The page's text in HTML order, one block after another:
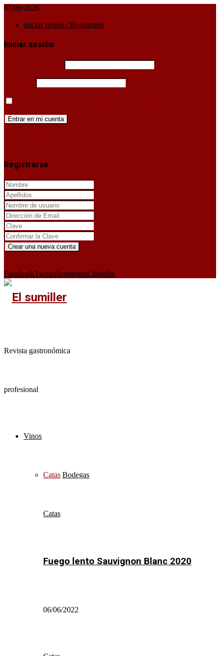
07/08/2026
iniciar sesión / Registrarse
Iniciar sesión
Registrarse
FacebookTwitterInstagramLinkedin
Revista gastronómica
profesional
Vinos
Catas Bodegas
Catas
Fuego lento Sauvignon Blanc 2020
06/06/2022